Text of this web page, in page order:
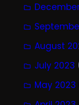
August
July 2023
May 2023